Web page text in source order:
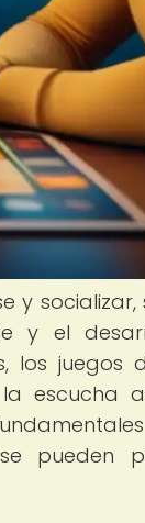
y socializar,
y el
los juegos
escucha
pueden